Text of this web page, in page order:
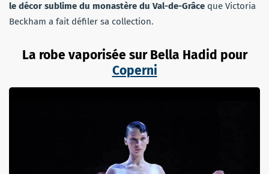
le décor sublime du monastère du Val-de-Grâce que Victoria
Beckham a fait défiler sa collection.
La robe vaporisée sur Bella Hadid pour
Coperni